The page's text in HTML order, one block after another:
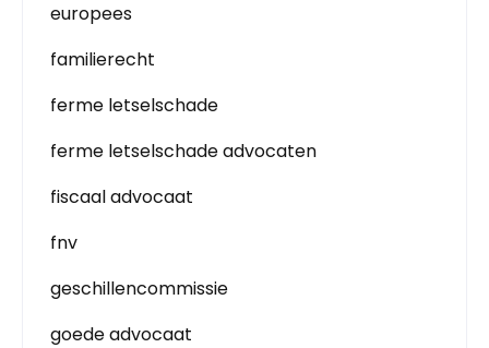
europees
familierecht
ferme letselschade
ferme letselschade advocaten
fiscaal advocaat
fnv
geschillencommissie
goede advocaat